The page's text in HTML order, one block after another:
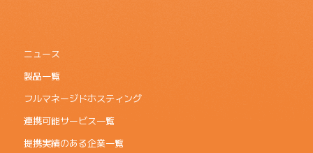
ニュース
製品一覧
フルマネージドホスティング
連携可能サービス一覧
提携実績のある企業一覧